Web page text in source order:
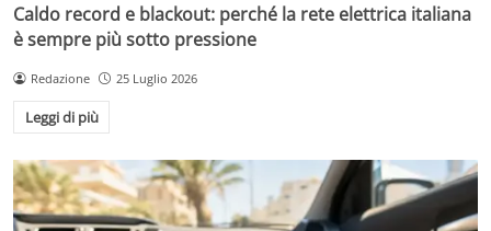
Caldo record e blackout: perché la rete elettrica italiana
è sempre più sotto pressione
Redazione 25 Luglio 2026
Leggi di più